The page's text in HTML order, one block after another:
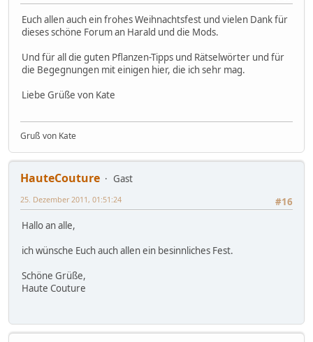
Euch allen auch ein frohes Weihnachtsfest und vielen Dank für
dieses schöne Forum an Harald und die Mods.
Und für all die guten Pflanzen-Tipps und Rätselwörter und für
die Begegnungen mit einigen hier, die ich sehr mag.
Liebe Grüße von Kate
Gruß von Kate
HauteCouture
Gast
#16
25. Dezember 2011, 01:51:24
Hallo an alle,
ich wünsche Euch auch allen ein besinnliches Fest.
Schöne Grüße,
Haute Couture